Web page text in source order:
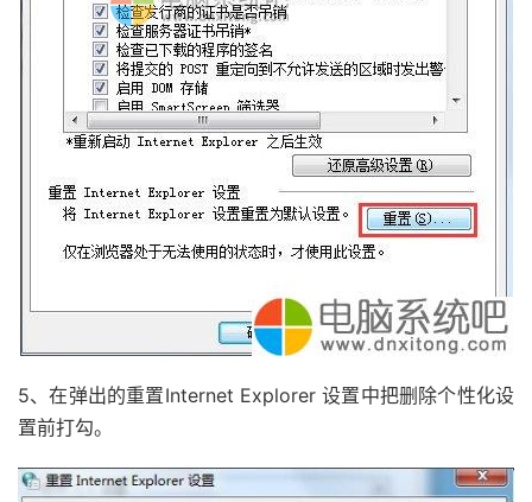
5、在弹出的重置Internet Explorer 设置中把删除个性化设
置前打勾。